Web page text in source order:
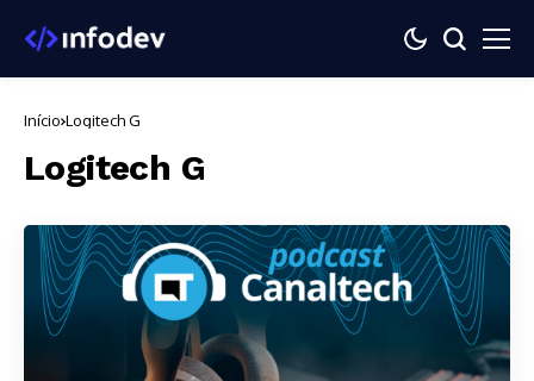
Início Logitech G
Logitech G